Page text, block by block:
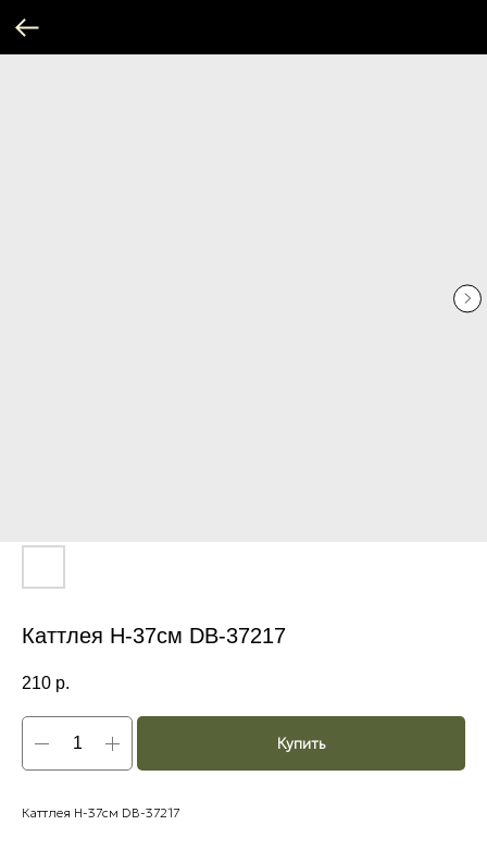
Каттлея H-37см DB-37217
210 р.
Купить
Каттлея H-37см DB-37217